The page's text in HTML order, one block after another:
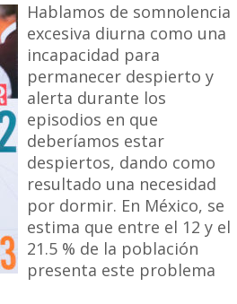
Hablamos de somnolencia
excesiva diurna como una
incapacidad para
permanecer despierto y
alerta durante los
episodios en que
deberíamos estar
despiertos, dando como
resultado una necesidad
por dormir. En México, se
estima que entre el 12 y el
21.5 % de la población
presenta este problema